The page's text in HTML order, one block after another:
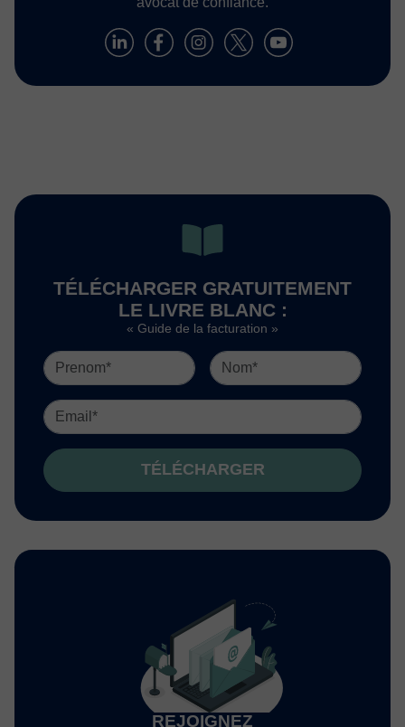
TÉLÉCHARGER GRATUITEMENT
LE LIVRE BLANC :
« Guide de la facturation »
TÉLÉCHARGER
REJOIGNEZ